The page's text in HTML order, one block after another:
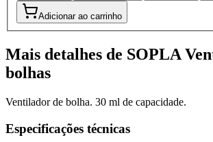
Adicionar ao carrinho
Mais detalhes de SOPLA
bolhas
Ventilador de bolha. 30 ml de capacidade.
Especificações técnicas